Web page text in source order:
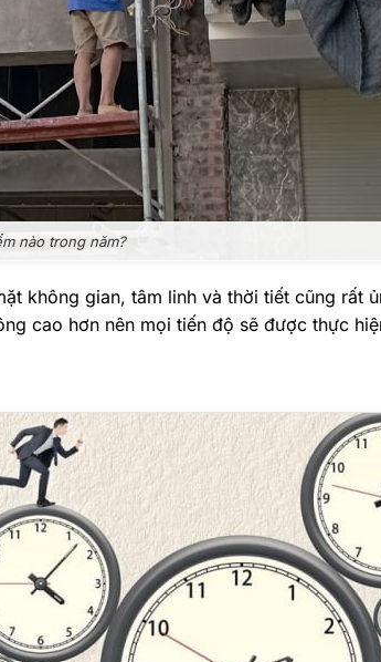
nào trong năm?
không gian, tâm linh và thời tiết cũng rất
cao hơn nên mọi tiến độ sẽ được thực